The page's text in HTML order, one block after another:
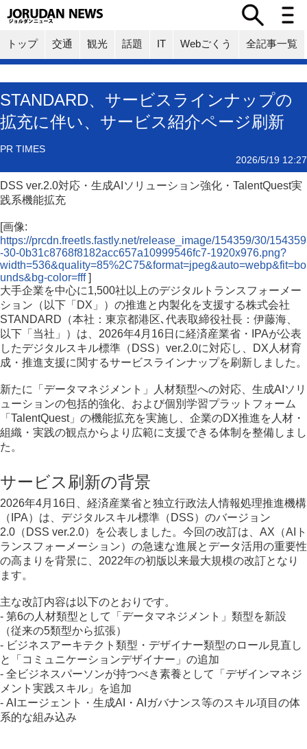
トップ 交通 観光 話題 IT Webごくう 全記事一覧
STANDARD、サービスラインナップの
拡充に伴い、サービス紹介ページ刷新
PR TIMES
2026/5/19 12:27
DSS ver.2.0対応・生成AIソリューション強化・TalentQuest実
践系機能拡充
[画像:
https://prcdn.freetls.fastly.net/release_image/154359/30/154359
-30-0b31c8768f8182acc657a10999546fc7-1920x976.png?
width=536&quality=85%2C75&format=jpeg&auto=webp&fit=bo
unds&bg-color=fff]
大手企業を中心に1,500社以上のデジタルトランスフォーメー
ション（以下「DX」）の推進と内製化を支援する株式会社
STANDARD（本社：東京都港区､代表取締役社長：伊藤海、
以下「当社」）は、2026年4月16日に経済産業省・IPAが公表
したデジタルスキル標準（DSS）ver.2.0に対応し、DX人材育
成・推進支援に関するサービスラインナップを刷新しました。
新たに「データマネジメント」人材類型への対応、生成AIソリ
ューションの包括的強化、および個別学習プラットフォーム
「TalentQuest」の機能拡充を実施し、企業のDX推進を人材・
組織・実践の観点からより広範に支援できる体制を整備しまし
た。
サービス刷新の背景
2026年4月16日、経済産業省と独立行政法人情報処理推進機構
（IPA）は、デジタルスキル標準（DSS）のバージョン
2.0（DSS ver.2.0）を公表しました。今回の改訂は、AX（AIト
ランスフォーメーション）の急速な進展とデータ活用の重要性
の高まりを背景に、2022年の初版以来最大規模の改訂となり
ます。
主な改訂内容は以下のとおりです。
- 第6の人材類型として「データマネジメント」類型を新設
（従来の5類型から拡張）
- ビジネスアーキテクト類型・デザイナー類型のロール見直し
と「コミュニケーションデザイナー」の追加
- 全ビジネスパーソンが持つべき素養として「デザインマネジ
メント実践スキル」を追加
- AIエージェント・生成AI・AIガバナンス等のスキル項目の体
系的な組み込み